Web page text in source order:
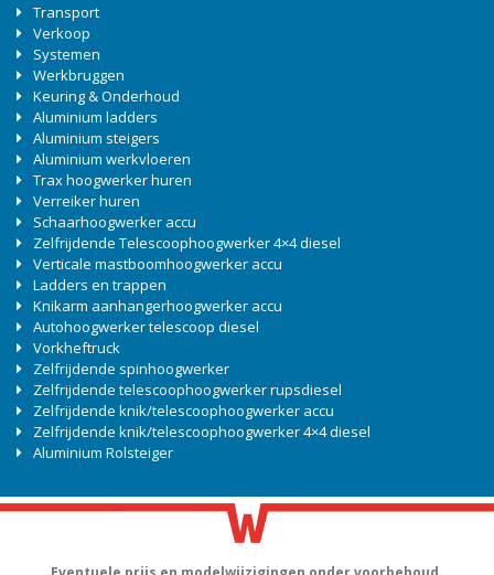
Transport
Verkoop
Systemen
Werkbruggen
Keuring & Onderhoud
Aluminium ladders
Aluminium steigers
Aluminium werkvloeren
Trax hoogwerker huren
Verreiker huren
Schaarhoogwerker accu
Zelfrijdende Telescoophoogwerker 4×4 diesel
Verticale mastboomhoogwerker accu
Ladders en trappen
Knikarm aanhangerhoogwerker accu
Autohoogwerker telescoop diesel
Vorkheftruck
Zelfrijdende spinhoogwerker
Zelfrijdende telescoophoogwerker rupsdiesel
Zelfrijdende knik/telescoophoogwerker accu
Zelfrijdende knik/telescoophoogwerker 4×4 diesel
Aluminium Rolsteiger